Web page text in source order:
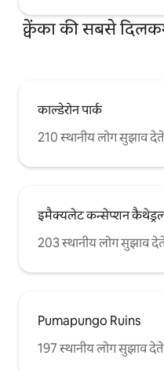
क्वेंका की सबसे
काल्डेरोन पार्क
210 स्थानीय लोग सुझाव
इमैक्यलेट कन्सेप्शन
203 स्थानीय लोग सुझाव
Pumapungo Ruins
197 स्थानीय लोग सुझाव